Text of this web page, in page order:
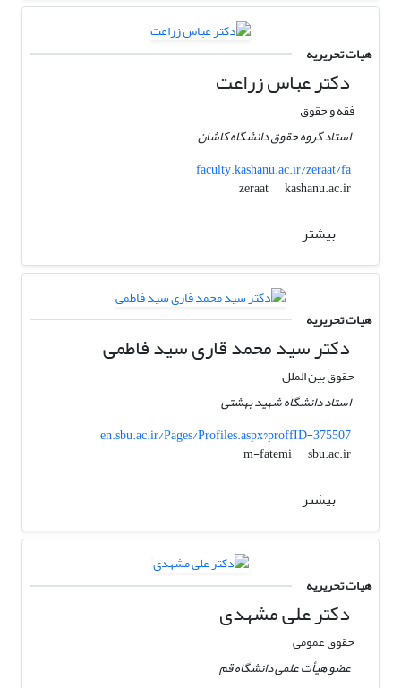
هیات تحریریه
دکتر عباس زراعت
فقه و حقوق
استاد گروه حقوق دانشگاه کاشان
faculty.kashanu.ac.ir/zeraat/fa
zeraat
kashanu.ac.ir
بیشتر
هیات تحریریه
دکتر سید محمد قاری سید فاطمی
حقوق بین الملل
استاد دانشگاه شهید بهشتی
en.sbu.ac.ir/Pages/Profiles.aspx?proffID=375507
m-fatemi
sbu.ac.ir
بیشتر
هیات تحریریه
دکتر علی مشهدی
حقوق عمومی
عضو هیأت علمی دانشگاه قم